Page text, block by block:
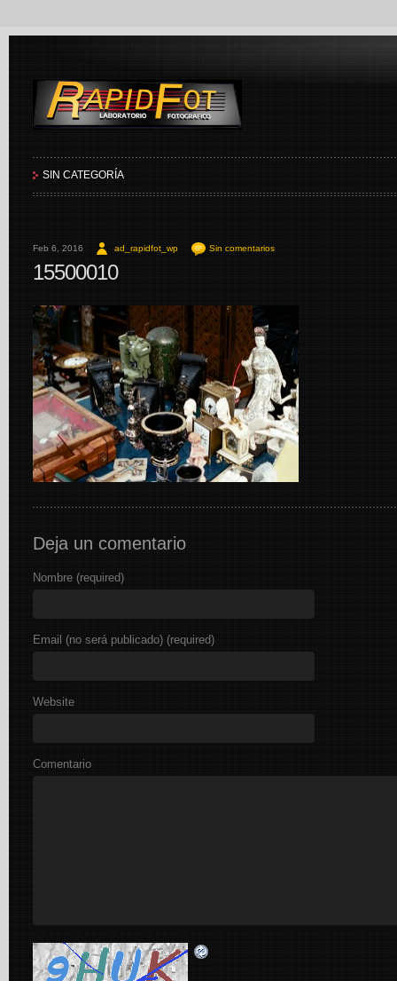
SIN CATEGORÍA
Feb 6, 2016 ad_rapidfot_wp Sin comentarios
15500010
Deja un comentario
Nombre (required)
Email (no será publicado) (required)
Website
Comentario